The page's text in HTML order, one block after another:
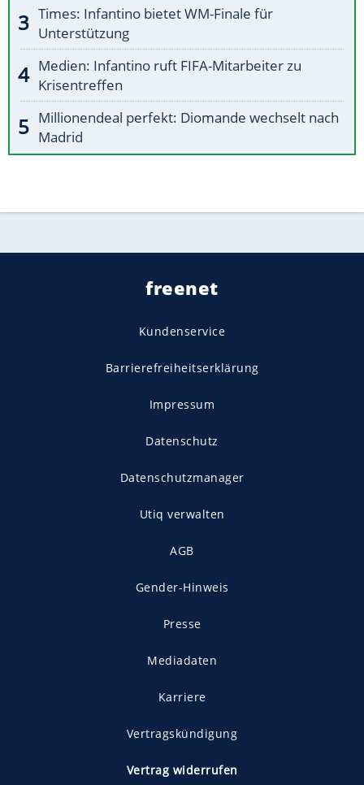
Times: Infantino bietet WM-Finale für
Unterstützung
Medien: Infantino ruft FIFA-Mitarbeiter zu
Krisentreffen
Millionendeal perfekt: Diomande wechselt nach
Madrid
freenet
Kundenservice
Barrierefreiheitserklärung
Impressum
Datenschutz
Datenschutzmanager
Utiq verwalten
AGB
Gender-Hinweis
Presse
Mediadaten
Karriere
Vertragskündigung
Vertrag widerrufen